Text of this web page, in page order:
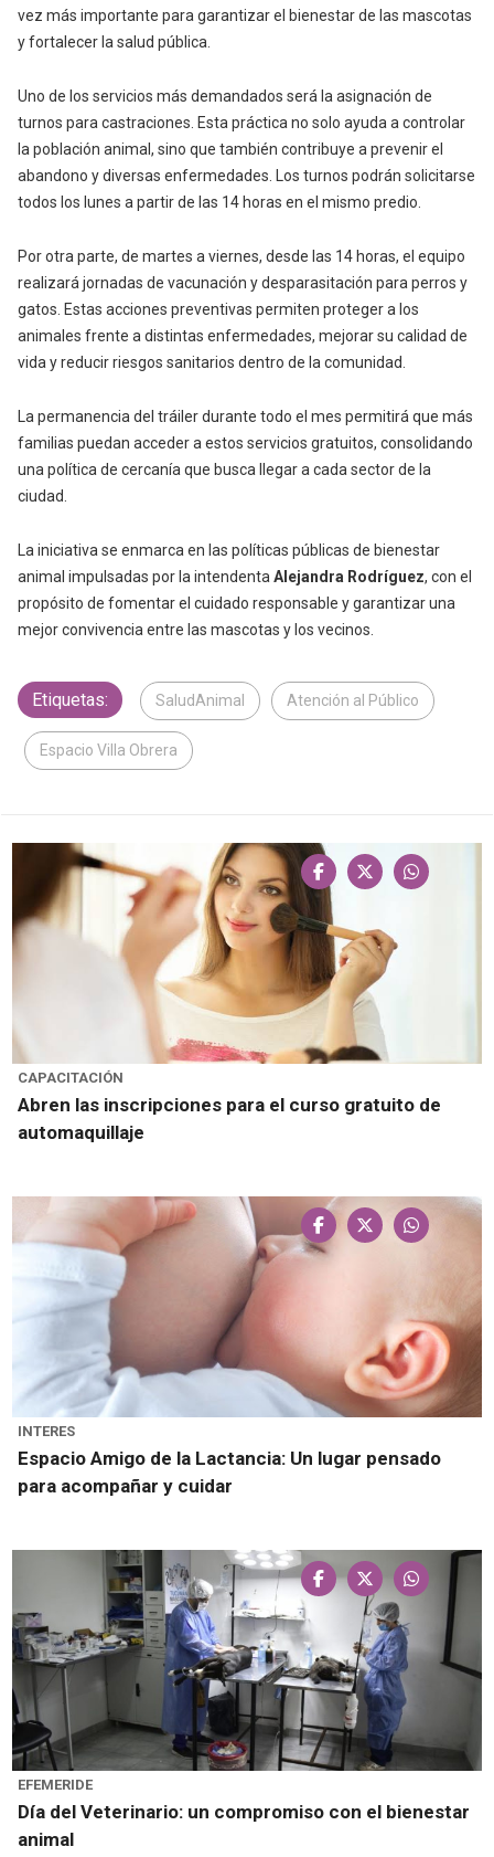
vez más importante para garantizar el bienestar de las mascotas
y fortalecer la salud pública.
Uno de los servicios más demandados será la asignación de
turnos para castraciones. Esta práctica no solo ayuda a controlar
la población animal, sino que también contribuye a prevenir el
abandono y diversas enfermedades. Los turnos podrán solicitarse
todos los lunes a partir de las 14 horas en el mismo predio.
Por otra parte, de martes a viernes, desde las 14 horas, el equipo
realizará jornadas de vacunación y desparasitación para perros y
gatos. Estas acciones preventivas permiten proteger a los
animales frente a distintas enfermedades, mejorar su calidad de
vida y reducir riesgos sanitarios dentro de la comunidad.
La permanencia del tráiler durante todo el mes permitirá que más
familias puedan acceder a estos servicios gratuitos, consolidando
una política de cercanía que busca llegar a cada sector de la
ciudad.
La iniciativa se enmarca en las políticas públicas de bienestar
animal impulsadas por la intendentaAlejandra Rodríguez, con el
propósito de fomentar el cuidado responsable y garantizar una
mejor convivencia entre las mascotas y los vecinos.
Etiquetas: SaludAnimal Atención al Público
Espacio Villa Obrera
CAPACITACIÓN
Abren las inscripciones para el curso gratuito de
automaquillaje
INTERES
Espacio Amigo de la Lactancia: Un lugar pensado
para acompañar y cuidar
EFEMERIDE
Día del Veterinario: un compromiso con el bienestar
animal